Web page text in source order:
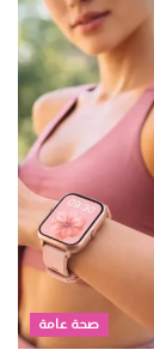
صحة عامة